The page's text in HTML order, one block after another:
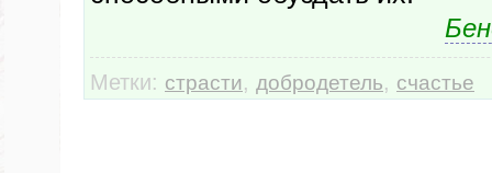
Метки: страсти, добродетель, счастье